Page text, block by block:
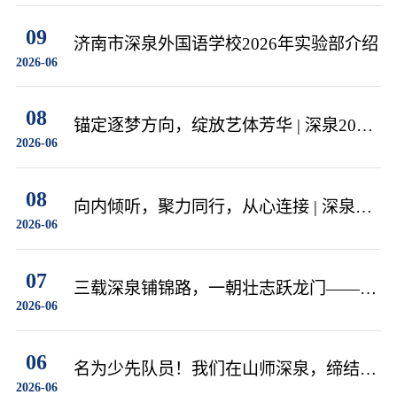
09
2026-06
济南市深泉外国语学校2026年实验部介绍
08
2026-06
锚定逐梦方向，绽放艺体芳华 | 深泉2025
08
2026-06
向内倾听，聚力同行，从心连接 | 深泉
07
2026-06
三载深泉铺锦路，一朝壮志跃龙门——济
06
2026-06
名为少先队员！我们在山师深泉，缔结红